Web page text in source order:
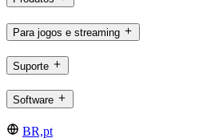
Para jogos e streaming
Suporte
Software
BR,pt